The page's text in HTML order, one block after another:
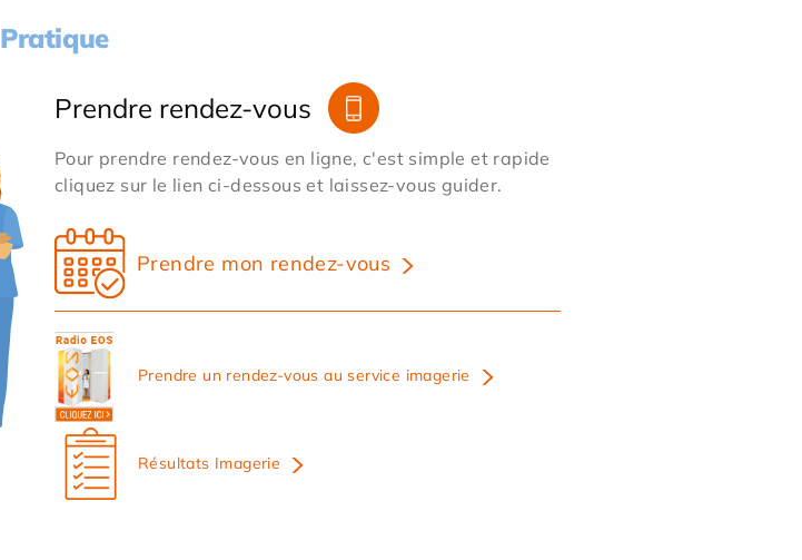
Pratique
Prendre rendez-vous
Pour prendre rendez-vous en ligne, c'est simple et rapide
cliquez sur le lien ci-dessous et laissez-vous guider.
Prendre mon rendez-vous
Prendre un rendez-vous au service imagerie
Résultats Imagerie